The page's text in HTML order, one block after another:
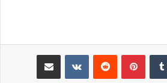
‫پین‌ترست‫رددیت ‫VKontakteاشتراک گذاری از طریق ایمیل